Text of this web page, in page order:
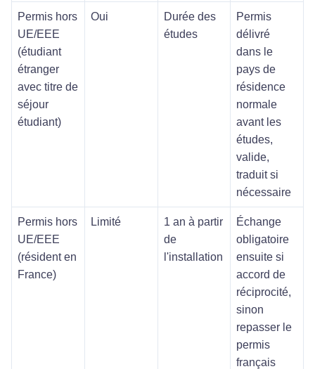
Permis hors
UE/EEE
(étudiant
étranger
avec titre de
séjour
étudiant)
Oui
Durée des
études
Permis
délivré
dans le
pays de
résidence
normale
avant les
études,
valide,
traduit si
nécessaire
Permis hors
UE/EEE
(résident en
France)
Limité
1 an à partir
de
l'installation
Échange
obligatoire
ensuite si
accord de
réciprocité,
sinon
repasser le
permis
français